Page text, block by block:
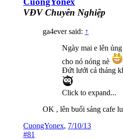
VĐV Chuyên Nghiệp
ga4ever said: ↑
Ngày mai e lên
cho nó nóng nè
Đứt lưới cả tháng
Click to expand...
OK , lên buổi sáng cafe
CuongYonex, 7/10/13
#81